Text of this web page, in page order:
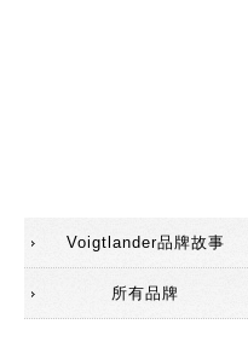
Voigtlander品牌故事
所有品牌